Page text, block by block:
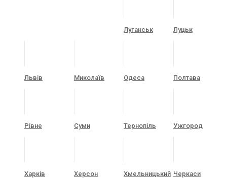
Луганськ Луцьк
Львів Миколаїв Одеса Полтава
Рівне Суми Тернопіль Ужгород
Харків Херсон Хмельницький Черкаси